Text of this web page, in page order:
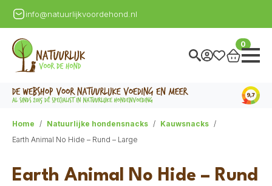
info@natuurlijkvoordehond.nl
0
Home Natuurlijke hondensnacks
Kauwsnacks
Earth Animal No Hide – Rund – Large
Earth Animal No Hide – Rund